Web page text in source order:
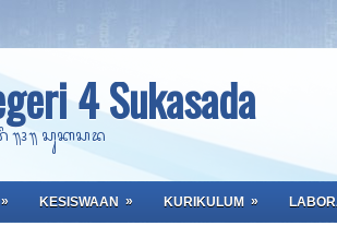
4 Sukasada
᭟᭔᭟ ᬲᬸᬓᬲᬤ
» KESISWAAN » KURIKULUM »